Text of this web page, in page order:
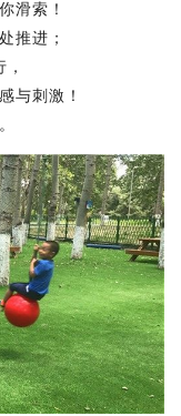
滑索！
推进；
与刺激！